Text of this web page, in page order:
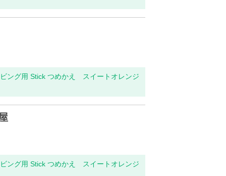
ング用 Stick つめかえ スイートオレンジ
ング用 Stick つめかえ スイートオレンジ